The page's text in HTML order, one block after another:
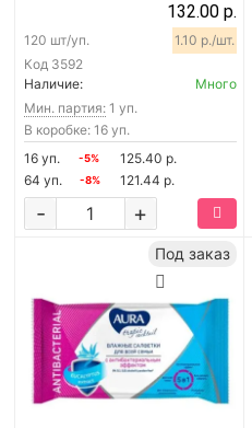
132.00 р.
Код 3592
120 шт/уп. 1.10 р./шт.
Наличие:
Много
Мин. партия: 1 уп.
В коробке: 16 уп.
16 уп.
-5%
125.40 р.
64 уп.
-8% 121.44 р.
+
-
Под заказ